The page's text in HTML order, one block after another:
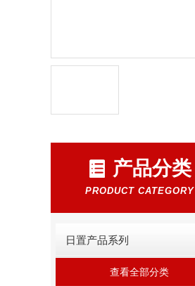
产品分类
PRODUCT CATEGORY
日置产品系列
查看全部分类